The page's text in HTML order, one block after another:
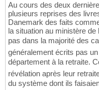
Au cours des deux
plusieurs reprises des
Danemark des faits
la situation au ministère
pas dans la majorité des
généralement écrits pas
département à la retraite.
révélation après leur
du système dont ils